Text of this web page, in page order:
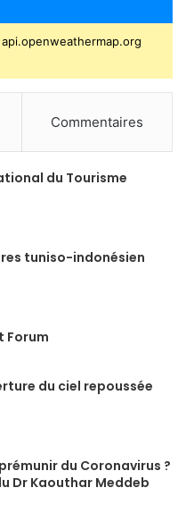
Commentaires
du Tourisme
tuniso-indonésien
Forum
du ciel repoussée
du Coronavirus ?
Dr Kaouthar Meddeb